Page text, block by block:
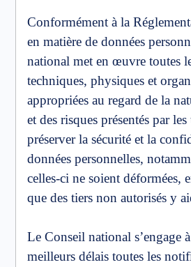
Conformément à la
en matière de données
national met en œuvre toutes
techniques, physiques et
appropriées au regard de la
et des risques présentés par
préserver la sécurité et la
données personnelles,
celles-ci ne soient déformées,
que des tiers non autorisés y
Le Conseil national s’engage
meilleurs délais toutes les